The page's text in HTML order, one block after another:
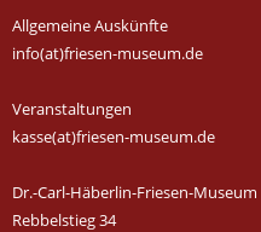
Allgemeine Auskünfte
info(at)friesen-museum.de
Veranstaltungen
kasse(at)friesen-museum.de
Dr.-Carl-Häberlin-Friesen-Museum
Rebbelstieg 34